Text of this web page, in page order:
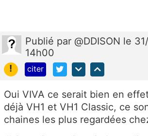
Publié par @DDISON le
14h00
!
citer
Oui VIVA ce serait bien en
déjà VH1 et VH1 Classic, ce
chaines les plus regardées